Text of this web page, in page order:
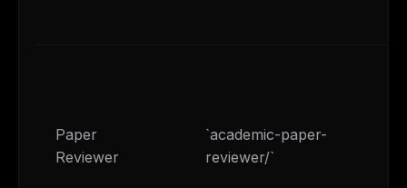
Paper
Reviewer
`academic-paper-
reviewer/`